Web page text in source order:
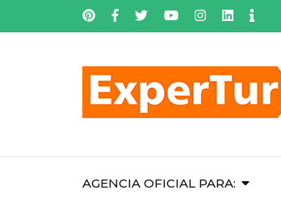
to
AGENCIA OFICIAL PARA: